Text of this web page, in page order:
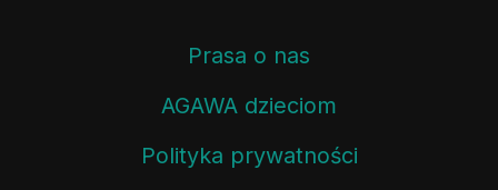
Prasa o nas
AGAWA dzieciom
Polityka prywatności